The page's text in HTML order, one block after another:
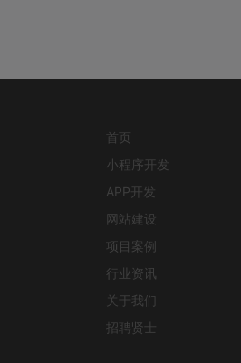
首页
小程序开发
APP开发
网站建设
项目案例
行业资讯
关于我们
招聘贤士